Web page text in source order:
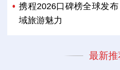
携程2026口碑榜全球发
域旅游魅力
最新推